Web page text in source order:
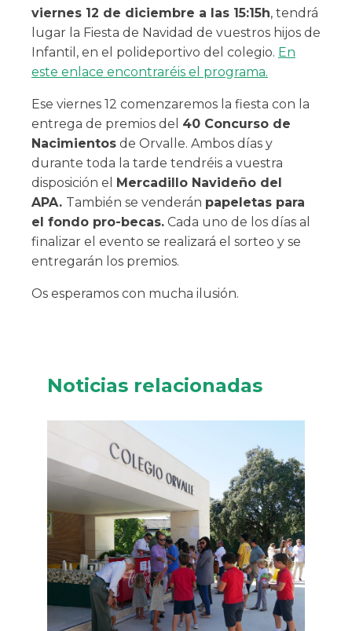
viernes 12 de diciembre a las 15:15h, tendrá
lugar la Fiesta de Navidad de vuestros hijos de
Infantil, en el polideportivo del colegio. En
este enlace encontraréis el programa.
Ese viernes 12 comenzaremos la fiesta con la
entrega de premios del 40 Concurso de
Nacimientos de Orvalle. Ambos días y
durante toda la tarde tendréis a vuestra
disposición el Mercadillo Navideño del
APA. También se venderán papeletas para
el fondo pro-becas. Cada uno de los días al
finalizar el evento se realizará el sorteo y se
entregarán los premios.
Os esperamos con mucha ilusión.
Noticias relacionadas